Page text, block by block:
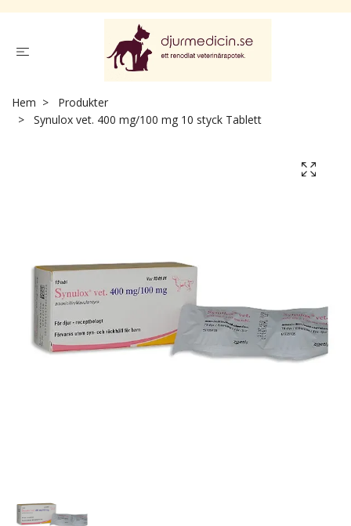
Hem
Produkter
Synulox vet. 400 mg/100 mg 10 styck Tablett